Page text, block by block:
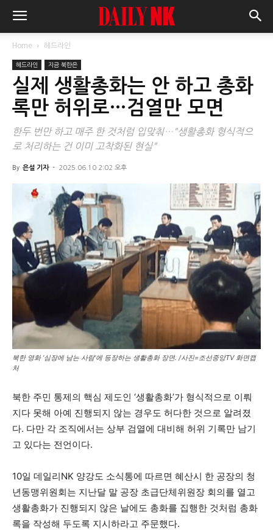
Home 헤드라인
헤드라인 지금 북한은
실제 생활총화는 안 하고 총화
록만 허위로…검열만 모면
한두 번만 하고 매주 한 것처럼 입맞춰…"생활총화 형식적으
로 처리하는 건 이미 고착화된 현실"
By 은설 기자 - 2025.06.10 2:02 오후
북한 영화 ‘심장에 남는 사람’에 등장하는 생활총화 장면. /사진=조선중앙TV 화면캡
처
북한 주민 통제의 핵심 제도인 ‘생활총화’가 형식적으로 이뤄
지다 못해 아예 진행되지 않는 경우도 허다한 것으로 알려졌
다. 다만 각 조직에서는 상부 검열에 대비해 허위 기록만 남기
고 있다는 전언이다.
10일 데일리NK 양강도 소식통에 따르면 혜산시 한 공장의 청
년동맹위원회는 지난달 말 공장 초급단체위원장 회의를 열고
생활총화가 진행되지 않은 날에도 총화를 집행한 것처럼 총화
록을 작성해 두도록 지시하라고 주문했다.